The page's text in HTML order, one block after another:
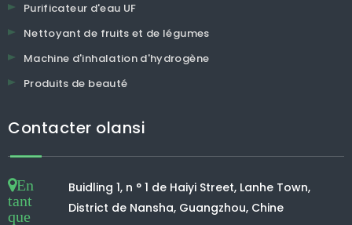
Purificateur d'eau UF
Nettoyant de fruits et de légumes
Machine d'inhalation d'hydrogène
Produits de beauté
Contacter olansi
En
tant
que
Buidling 1, n ° 1 de Haiyi Street, Lanhe Town,
District de Nansha, Guangzhou, Chine